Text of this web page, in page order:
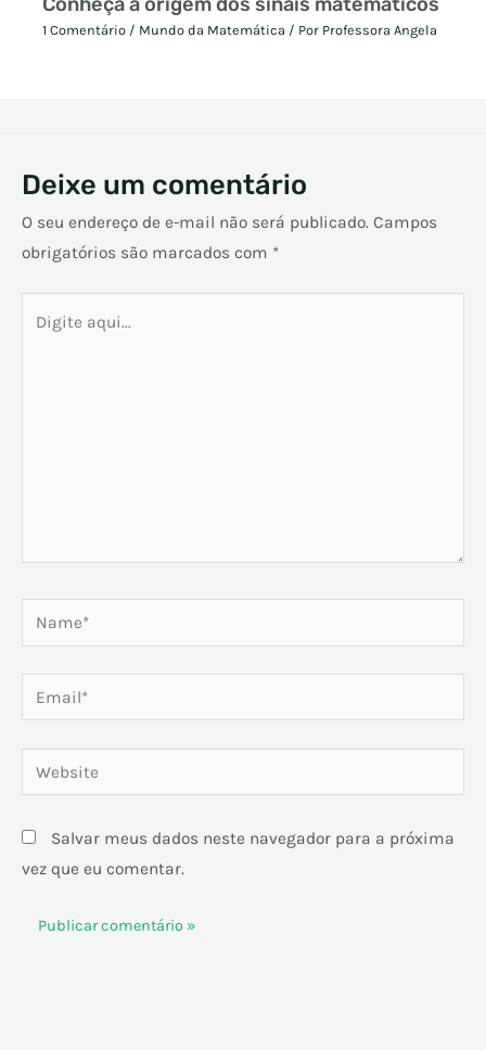
1 Comentário / Mundo da Matemática / Por Professora Angela
Deixe um comentário
O seu endereço de e-mail não será publicado. Campos
obrigatórios são marcados com *
aqui...
Name*
Email*
Website
Salvar meus dados neste navegador para a próxima
vez que eu comentar.